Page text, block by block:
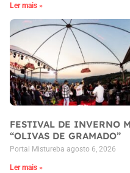
Ler mais »
FESTIVAL DE INVERNO
“OLIVAS DE GRAMADO”
Portal Mistureba agosto 6, 2026
Ler mais »